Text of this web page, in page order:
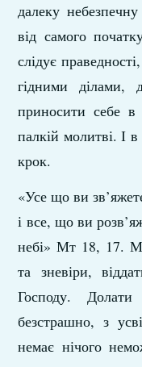
далеку
від самого
слідує
гідними ділами,
приносити себе
палкій молитві. І
крок.
«Усе що ви
і все, що ви
небі» Мт 18, 17.
та зневіри,
Господу.
безстрашно, з
немає нічого